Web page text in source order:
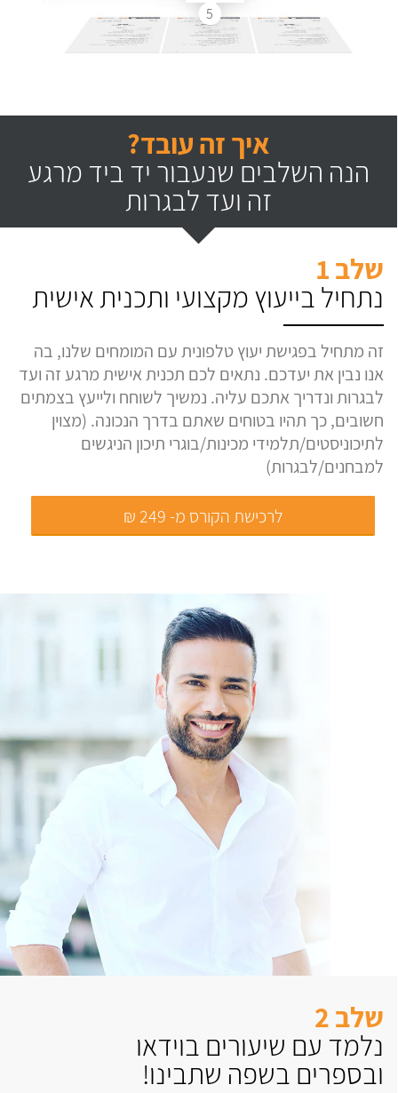
5
איך זה עובד?
הנה השלבים שנעבור יד ביד מרגע
זה ועד לבגרות
שלב 1
נתחיל בייעוץ מקצועי ותכנית אישית
זה מתחיל בפגישת יעוץ טלפונית עם המומחים שלנו, בה
אנו נבין את יעדכם. נתאים לכם תכנית אישית מרגע זה ועד
לבגרות ונדריך אתכם עליה. נמשיך לשוחח ולייעץ בצמתים
חשובים, כך תהיו בטוחים שאתם בדרך הנכונה. (מצוין
לתיכוניסטים/תלמידי מכינות/בוגרי תיכון הניגשים
למבחנים/לבגרות)
לרכישת הקורס מ- 249 ₪
שלב 2
נלמד עם שיעורים בוידאו
ובספרים בשפה שתבינו!